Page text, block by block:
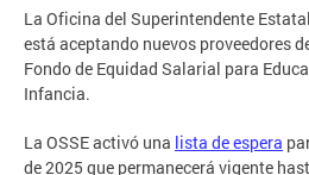
La Oficina del Superintendente
está aceptando nuevos proveedores
Fondo de Equidad Salarial para
Infancia.
La OSSE activó una lista de espera
de 2025 que permanecerá vigente